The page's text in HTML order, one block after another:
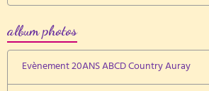
album photos
Evènement 20ANS ABCD Country Auray